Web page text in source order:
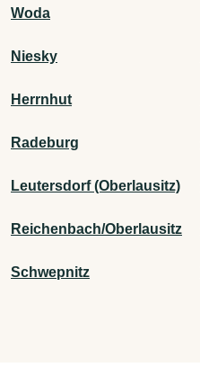
Woda
Niesky
Herrnhut
Radeburg
Leutersdorf (Oberlausitz)
Reichenbach/Oberlausitz
Schwepnitz